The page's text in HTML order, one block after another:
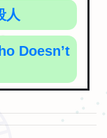
人
Doesn’t